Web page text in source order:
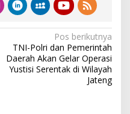
Pos berikutnya
TNI-Polri dan Pemerintah
Daerah Akan Gelar Operasi
Yustisi Serentak di Wilayah
Jateng